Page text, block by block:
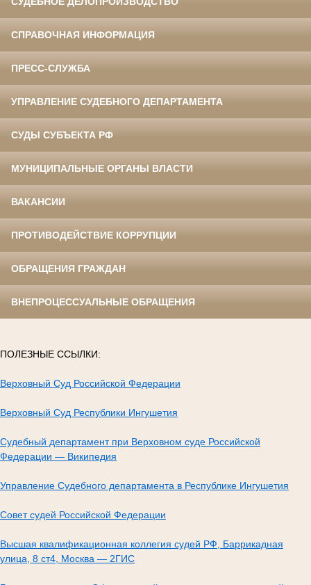
СПРАВОЧНАЯ ИНФОРМАЦИЯ
ПРЕСС-СЛУЖБА
УПРАВЛЕНИЕ СУДЕБНОГО ДЕПАРТАМЕНТА
СУДЫ СУБЪЕКТА РФ
МУНИЦИПАЛЬНЫЕ ОРГАНЫ ВЛАСТИ
ВАКАНСИИ
ПРОТИВОДЕЙСТВИЕ КОРРУПЦИИ
ОБРАЩЕНИЯ ГРАЖДАН
ВНЕПРОЦЕССУАЛЬНЫЕ ОБРАЩЕНИЯ
ПОЛЕЗНЫЕ ССЫЛКИ:
Верховный Суд Российской Федерации
Верховный Суд Республики Ингушетия
Судебный департамент при Верховном суде Российской
Федерации — Википедия
Управление Судебного департамента в Республике Ингушетия
Совет судей Российской Федерации
Высшая квалификационная коллегия судей РФ, Баррикадная
улица, 8 ст4, Москва — 2ГИС